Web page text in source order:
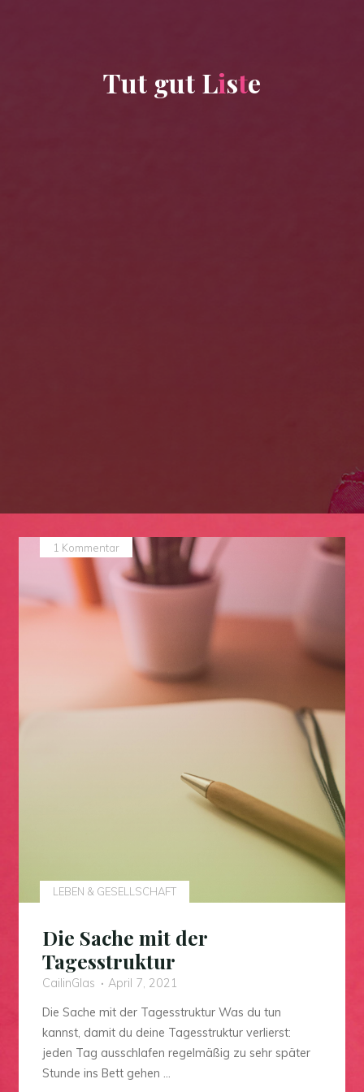
Tut gut Liste
LEBEN & GESELLSCHAFT
1 Kommentar
Die Sache mit der
Tagesstruktur
CailinGlas
April 7, 2021
Die Sache mit der Tagesstruktur Was du tun
kannst, damit du deine Tagesstruktur verlierst:
jeden Tag ausschlafen regelmäßig zu sehr später
Stunde ins Bett gehen …